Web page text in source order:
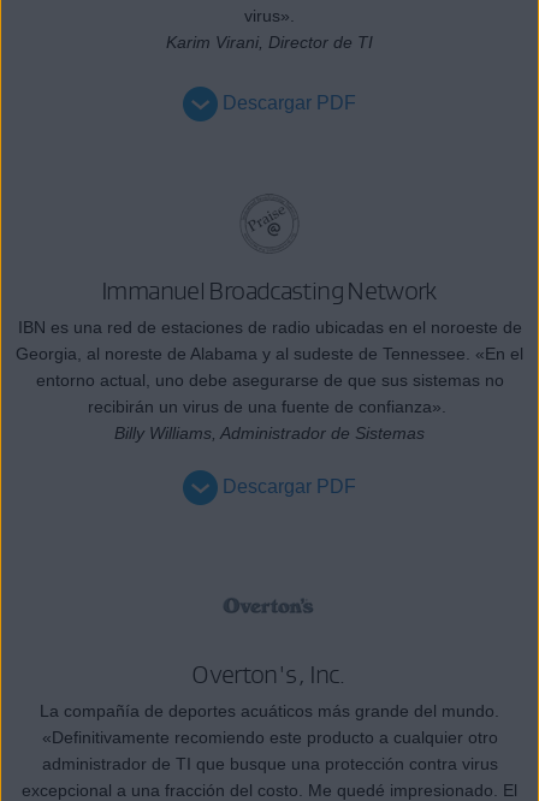
virus».
Karim Virani, Director de TI
Descargar PDF
Immanuel Broadcasting Network
IBN es una red de estaciones de radio ubicadas en el noroeste de
Georgia, al noreste de Alabama y al sudeste de Tennessee. «En el
entorno actual, uno debe asegurarse de que sus sistemas no
recibirán un virus de una fuente de confianza».
Billy Williams, Administrador de Sistemas
Descargar PDF
Overton's, Inc.
La compañía de deportes acuáticos más grande del mundo.
«Definitivamente recomiendo este producto a cualquier otro
administrador de TI que busque una protección contra virus
excepcional a una fracción del costo. Me quedé impresionado. El